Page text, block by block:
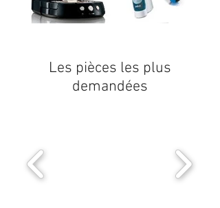
Les pièces les plus
demandées